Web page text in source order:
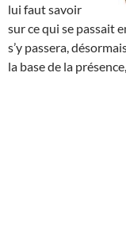
lui faut savoir
sur ce qui se passait
s’y passera,
la base de la